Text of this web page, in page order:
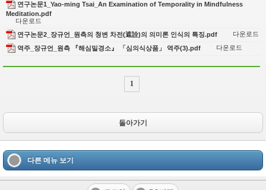
연구논문1_Yao-ming Tsai_An Examination of Temporality in Mindfulness
Meditation.pdf
다운로드
연구논문2_장규언_원측의 청변 차전(遮詮)의 의미론 인식의 특징.pdf
다운로드
역주_장규언_원측 『해심밀경소』 「심의식상품」 역주(3).pdf
다운로드
1
돌아가기
다른 메뉴 보기